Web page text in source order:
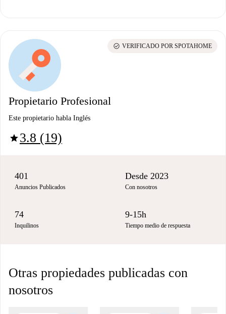
Propietario Profesional
Este propietario habla Inglés
star3.8 (19)
check_circle VERIFICADO POR SPOTAHOME
401
Anuncios Publicados
Desde 2023
Con nosotros
74
Inquilinos
9-15h
Tiempo medio de respuesta
Otras propiedades publicadas con
nosotros